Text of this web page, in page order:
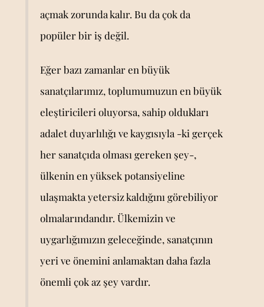
açmak zorunda kalır. Bu da çok da
popüler bir iş değil.
Eğer bazı zamanlar en büyük
sanatçılarımız, toplumumuzun en büyük
eleştiricileri oluyorsa, sahip oldukları
adalet duyarlılığı ve kaygısıyla -ki gerçek
her sanatçıda olması gereken şey-,
ülkenin en yüksek potansiyeline
ulaşmakta yetersiz kaldığını görebiliyor
olmalarındandır. Ülkemizin ve
uygarlığımızın geleceğinde, sanatçının
yeri ve önemini anlamaktan daha fazla
önemli çok az şey vardır.